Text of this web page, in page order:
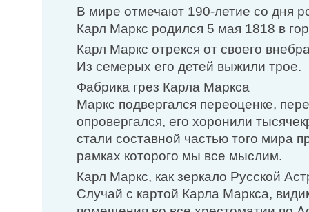
В мире отмечают 190-летие со дня
Карл Маркс родился 5 мая 1818 в
Карл Маркс отрекся от своего
Из семерых его детей выжили трое.
Фабрика грез Карла Маркса
Маркс подвергался переоценке,
опровергался, его хоронили
стали составной частью того мира
рамках которого мы все мыслим.
Карл Маркс, как зеркало Русской
Случай с картой Карла Маркса,